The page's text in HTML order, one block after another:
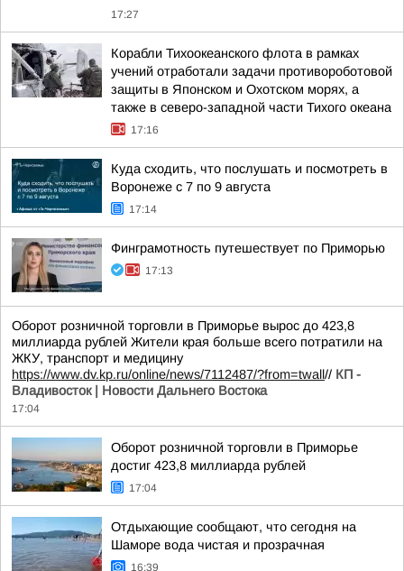
17:27
Корабли Тихоокеанского флота в рамках
учений отработали задачи противороботовой
защиты в Японском и Охотском морях, а
также в северо-западной части Тихого океана
17:16
Куда сходить, что послушать и посмотреть в
Воронеже с 7 по 9 августа
17:14
Финграмотность путешествует по Приморью
17:13
Оборот розничной торговли в Приморье вырос до 423,8
миллиарда рублей Жители края больше всего потратили на
ЖКУ, транспорт и медицину
https://www.dv.kp.ru/online/news/7112487/?from=twall// КП -
Владивосток | Новости Дальнего Востока
17:04
Оборот розничной торговли в Приморье
достиг 423,8 миллиарда рублей
17:04
Отдыхающие сообщают, что сегодня на
Шаморе вода чистая и прозрачная
16:39